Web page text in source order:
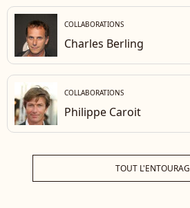
COLLABORATIONS
Charles Berling
COLLABORATIONS
Philippe Caroit
TOUT